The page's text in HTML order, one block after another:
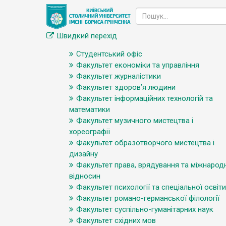
Швидкий перехід
Студентський офіс
Факультет економіки та управління
Факультет журналістики
Факультет здоров’я людини
Факультет інформаційних технологій та
математики
Факультет музичного мистецтва і
хореографії
Факультет образотворчого мистецтва і
дизайну
Факультет права, врядування та
відносин
Факультет психології та спеціальної освіти
Факультет романо-германської філології
Факультет суспільно-гуманітарних наук
Факультет східних мов